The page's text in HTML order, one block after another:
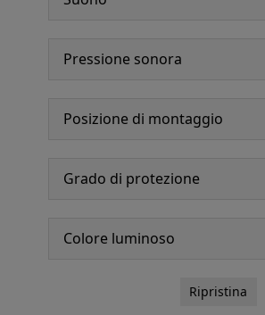
Pressione sonora
Posizione di montaggio
Grado di protezione
Colore luminoso
Ripristina